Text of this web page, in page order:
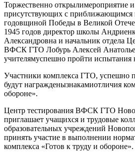
Торжественно открылимероприятие
присутствующих с приближающимся
годовщиной Победы в Великой
1945 годов директор школы
Александровна и начальник отдела
ВФСК ГТО Лобурь Алексей
учителямуспешно пройти испытания
Участники комплекса ГТО, успешно
будут награжденызнакамиотличия
обороне».
Центр тестирования ВФСК ГТО
приглашает учащихся и трудовые
образовательных учреждений
принять участие в выполнении
комплекса «Готов к труду и обороне».